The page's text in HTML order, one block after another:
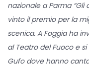
nazionale a Parma “Gli
vinto il premio per la
scenica. A Foggia ha
al Teatro del Fuoco e
Gufo dove hanno